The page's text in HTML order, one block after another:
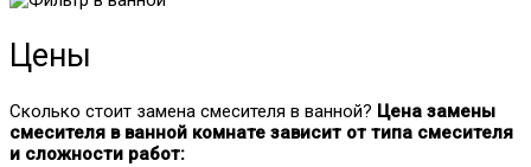
Цены
Сколько стоит замена смесителя в ванной? Цена замены
смесителя в ванной комнате зависит от типа смесителя
и сложности работ: